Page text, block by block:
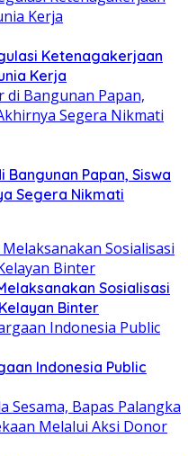
Ketenagakerjaan
Kerja
Papan, Siswa
Segera Nikmati
Sosialisasi
Binter
Indonesia Public